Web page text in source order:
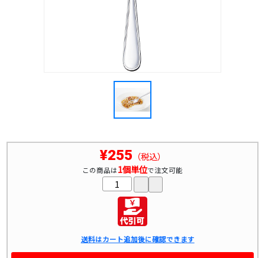
¥255 （税込）
この商品は1個単位で注文可能
送料はカート追加後に確認できます